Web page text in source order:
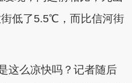
低了5.5℃，而比信河街
么凉快吗？记者随后